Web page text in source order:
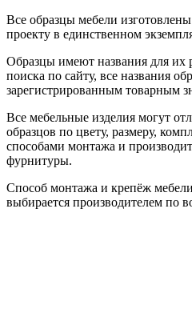
Все образцы мебели
проекту в единственном
Образцы имеют названия для их
поиска по сайту, все названия
зарегистрированным товарным
Все мебельные изделия могут
образцов по цвету, размеру,
способами монтажа и
фурнитуры.
Способ монтажа и крепёж
выбирается производителем по